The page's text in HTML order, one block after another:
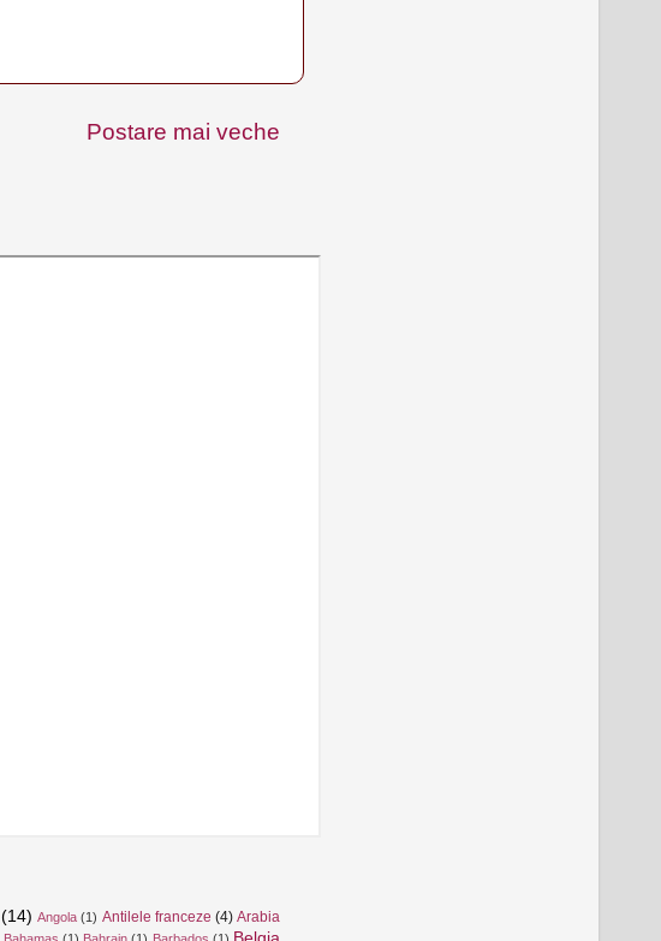
Postare mai veche
(14) Angola (1) Antilele franceze (4) Arabia
Bahamas (1) Bahrain (1) Barbados (1) Belgia